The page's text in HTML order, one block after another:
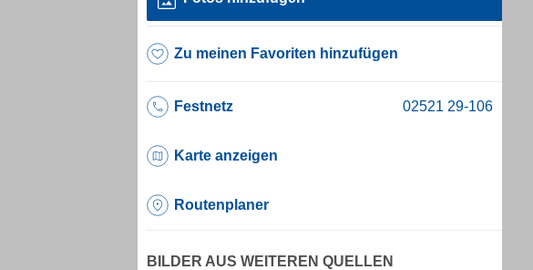
Zu meinen Favoriten hinzufügen
Festnetz
Karte anzeigen
Routenplaner
BILDER AUS WEITEREN QUELLEN